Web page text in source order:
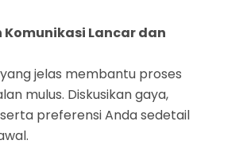
Komunikasi Lancar dan
jelas membantu proses
mulus. Diskusikan gaya,
preferensi Anda sedetail